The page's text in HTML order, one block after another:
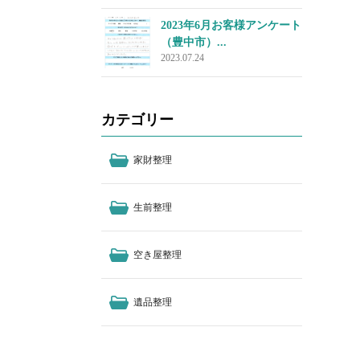
2023年6月お客様アンケート
（豊中市）...
2023.07.24
カテゴリー
家財整理
生前整理
空き屋整理
遺品整理